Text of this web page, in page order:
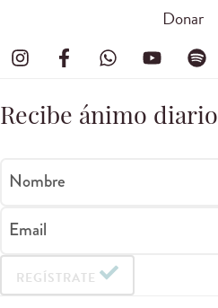
Donar
Recibe ánimo diario
Nombre
Email
REGÍSTRATE